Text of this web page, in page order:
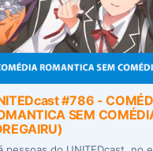
#786 -
SEM